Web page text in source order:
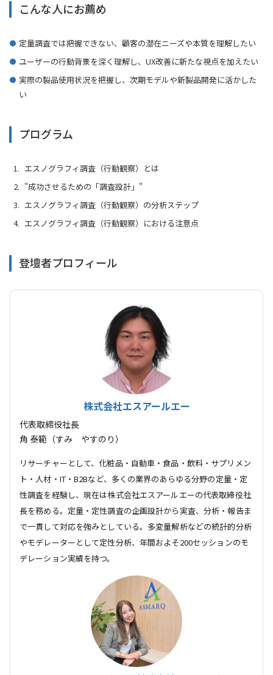
こんな人にお薦め
定量調査では把握できない、顧客の潜在ニーズや本質を理解したい
ユーザーの行動背景を深く理解し、UX改善に新たな視点を加えたい
実際の製品使用状況を把握し、次期モデルや新製品開発に活かした
い
プログラム
エスノグラフィ調査（行動観察）とは
"成功させるための「調査設計」"
エスノグラフィ調査（行動観察）の分析ステップ
エスノグラフィ調査（行動観察）における注意点
登壇者プロフィール
株式会社エスアールエー
代表取締役社長
角 泰範（すみ やすのり）
リサーチャーとして、化粧品・自動車・食品・飲料・サプリメン
ト・人材・IT・B2Bなど、多くの業界のあらゆる分野の定量・定
性調査を経験し、現在は株式会社エスアールエーの代表取締役社
長を務める。定量・定性調査の企画設計から実査、分析・報告ま
で一貫して対応を強みとしている。多変量解析などの統計的分析
やモデレーターとして定性分析、年間およそ200セッションのモ
デレーション実績を持つ。